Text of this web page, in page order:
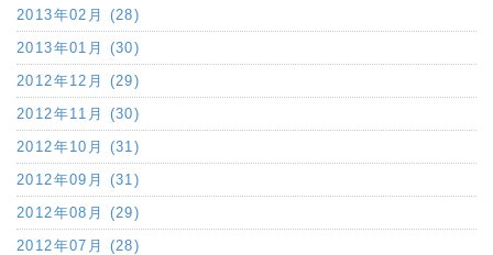
2013年02月 (28)
2013年01月 (30)
2012年12月 (29)
2012年11月 (30)
2012年10月 (31)
2012年09月 (31)
2012年08月 (29)
2012年07月 (28)